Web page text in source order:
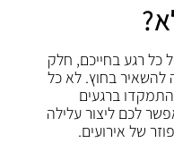
כל רגע בחייכם, חלק
בחוץ. לא כל
ברגעים
לכם ליצור עלילה
של אירועים.